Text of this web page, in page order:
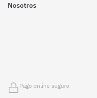
Nosotros
Pago online seguro